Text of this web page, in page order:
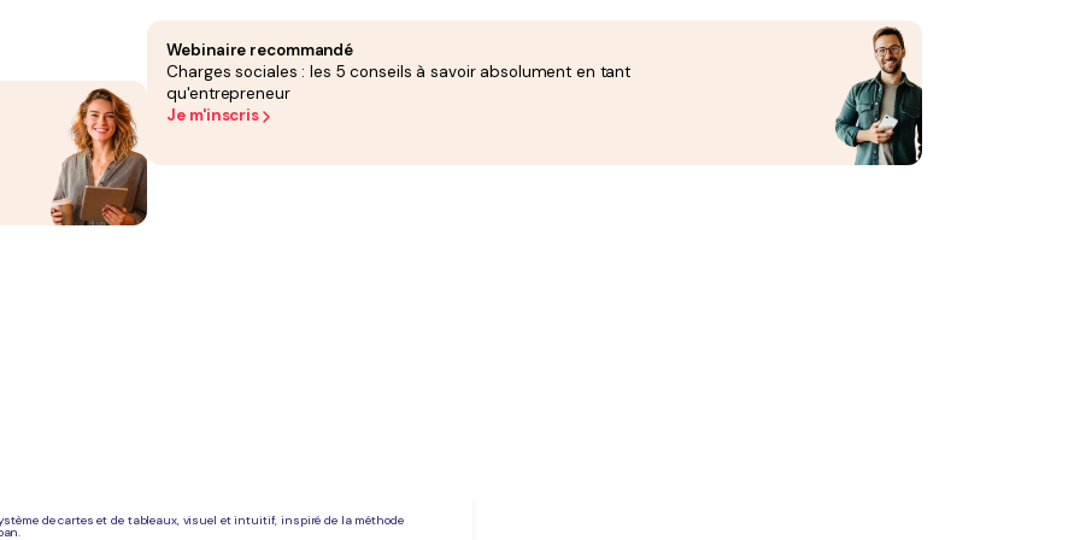
Webinaire recommandé
Charges sociales : les 5 conseils à savoir absolument en tant
qu'entrepreneur
Je m'inscris
vos contacts par statut (prospect, client, partenaire) et connaissez à tout
la gestion du pipeline de vente et l'envoi de campagnes d'emails.
de la saisie de données par synchronisation avec votre messagerie (Gmail,
d'outils qui accompagne le développement de votre entreprise.
et de vérifier que l'outil correspond à votre méthode de travail avant de
font
de cartes et de tableaux, visuel et intuitif, inspiré de la méthode